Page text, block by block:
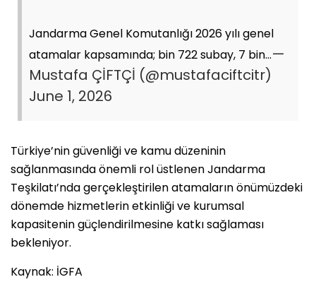
Jandarma Genel Komutanlığı 2026 yılı genel
atamalar kapsamında; bin 722 subay, 7 bin…—
Mustafa ÇİFTÇİ (@mustafaciftcitr)
June 1, 2026
Türkiye’nin güvenliği ve kamu düzeninin
sağlanmasında önemli rol üstlenen Jandarma
Teşkilatı’nda gerçekleştirilen atamaların önümüzdeki
dönemde hizmetlerin etkinliği ve kurumsal
kapasitenin güçlendirilmesine katkı sağlaması
bekleniyor.
Kaynak: İGFA